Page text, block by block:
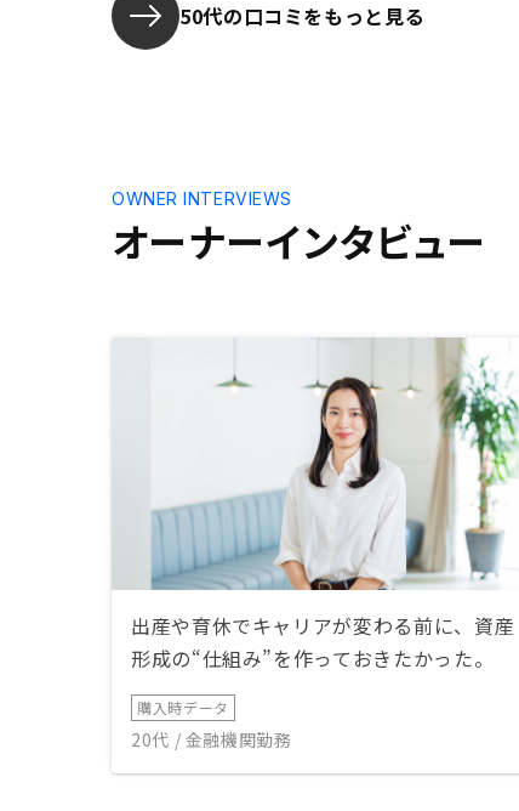
50代の口コミをもっと見る
オーナーインタビュー
OWNER INTERVIEWS
出産や育休でキャリアが変わる前に、資産
形成の“仕組み”を作っておきたかった。
購入時データ
20代 / 金融機関勤務